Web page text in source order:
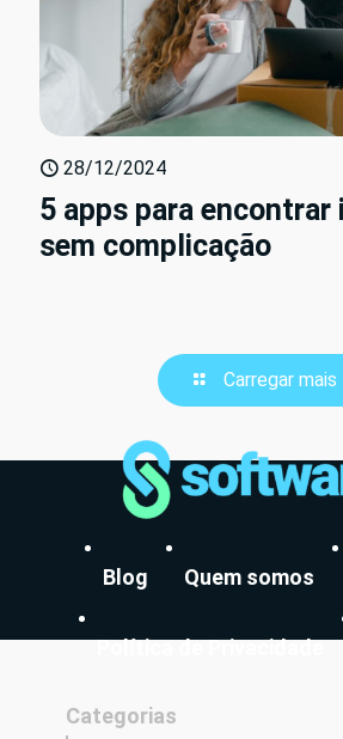
28/12/2024
5 apps para encontrar
sem complicação
Carregar mais
Blog Quem somos
Política de Privacidade
Categorias